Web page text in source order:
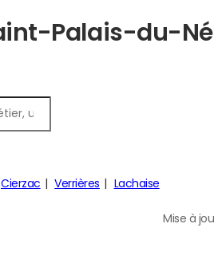
Palais-du-Né
Cierzac Verrières Lachaise
Mise à